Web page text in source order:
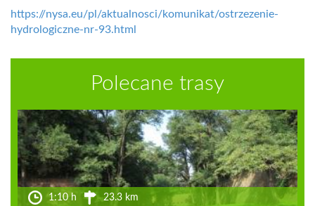
https://nysa.eu/pl/aktualnosci/komunikat/ostrzezenie-
hydrologiczne-nr-93.html
Polecane trasy
1:10 h 23.3 km